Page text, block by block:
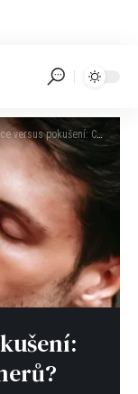
pokušení: Co vede k nevěře partnerů?